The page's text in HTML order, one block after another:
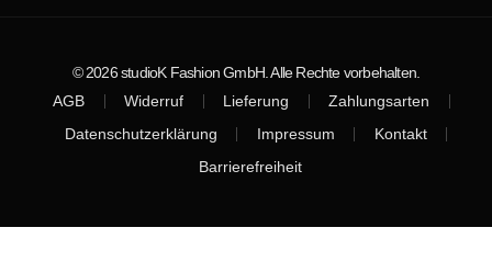
© 2026 studioK Fashion GmbH. Alle Rechte vorbehalten.
AGB
Widerruf Lieferung
Zahlungsarten
Datenschutzerklärung
Impressum
Kontakt
Barrierefreiheit